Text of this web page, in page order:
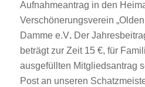
Aufnahmeantrag in den
Verschönerungsverein
Damme e.V. Der
beträgt zur Zeit 15 €, für
ausgefüllten Mitgliedsantrag
Post an unseren